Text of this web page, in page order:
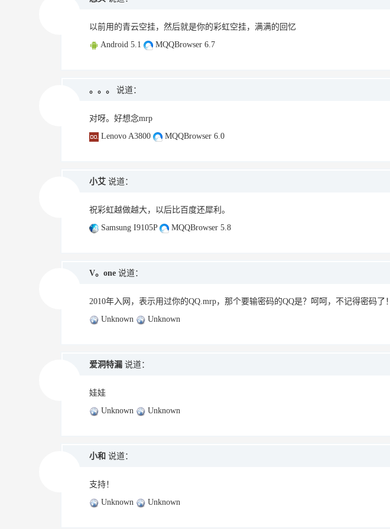
以前用的青云空挂，然后就是你的彩虹空挂，满满的回忆
Android 5.1
MQQBrowser 6.7
。。。 说道：
对呀。好想念mrp
Lenovo A3800
MQQBrowser 6.0
小艾 说道：
祝彩虹越做越大，以后比百度还犀利。
Samsung I9105P
MQQBrowser 5.8
V。one 说道：
2010年入网，表示用过你的QQ.mrp，那个要输密码的QQ是？呵呵，不记得密码了！
Unknown
Unknown
爱洞特漏 说道：
娃娃
Unknown
Unknown
小和 说道：
支持！
Unknown
Unknown